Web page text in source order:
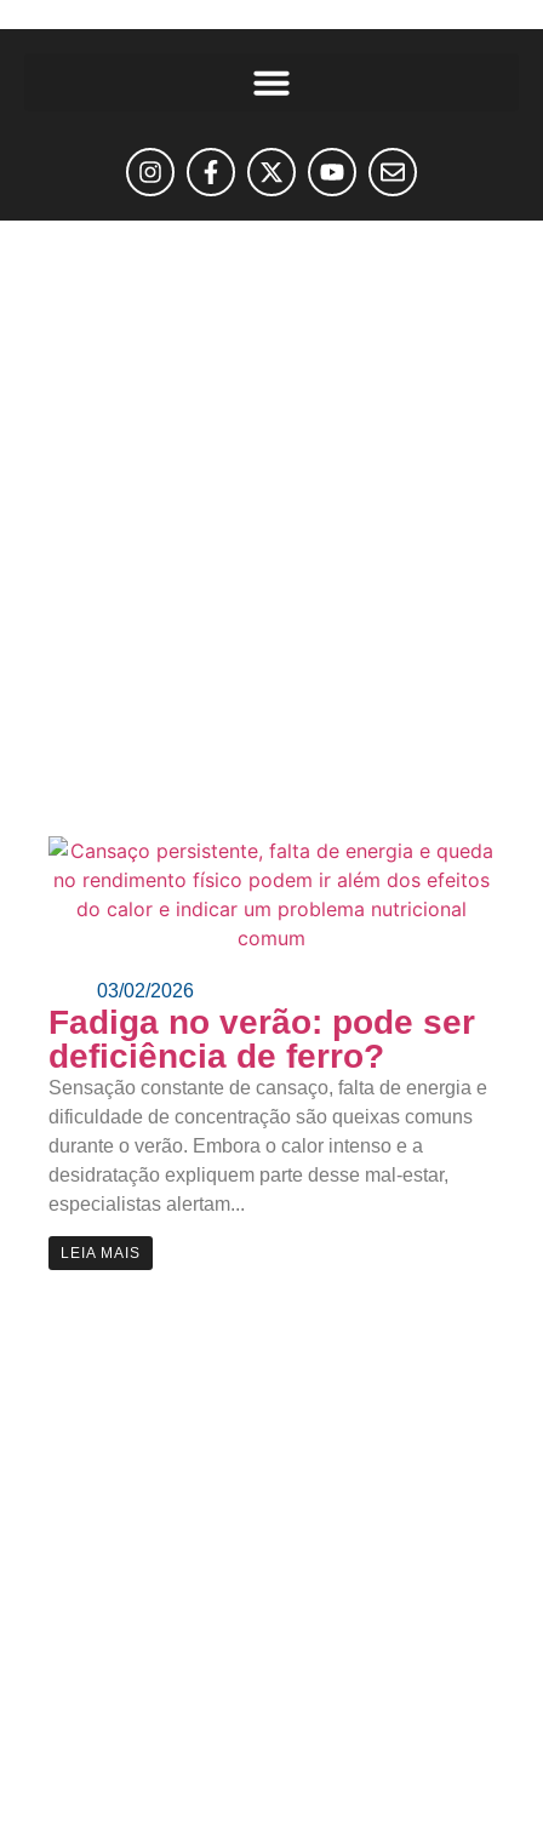
03/02/2026
Fadiga no verão: pode ser
deficiência de ferro?
Sensação constante de cansaço, falta de energia e
dificuldade de concentração são queixas comuns
durante o verão. Embora o calor intenso e a
desidratação expliquem parte desse mal-estar,
especialistas alertam...
LEIA MAIS